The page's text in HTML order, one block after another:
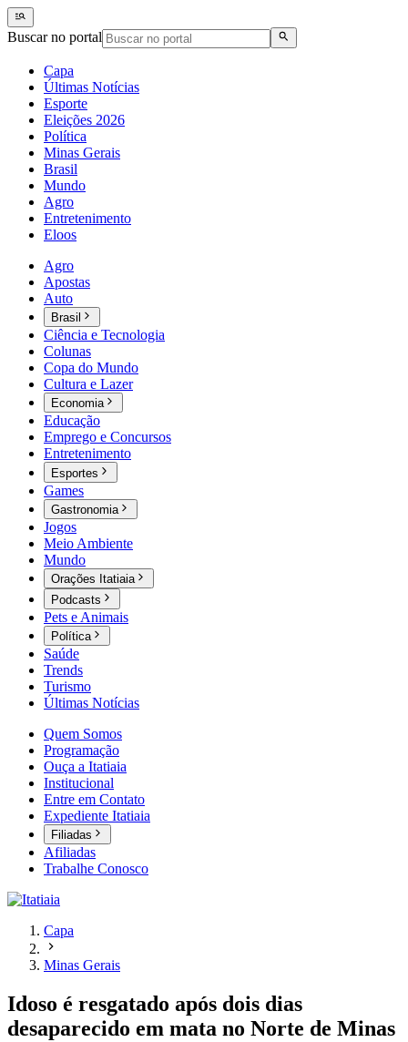
Buscar no portal
Capa
Últimas Notícias
Esporte
Eleições 2026
Política
Minas Gerais
Brasil
Mundo
Agro
Entretenimento
Eloos
Agro
Apostas
Auto
Brasil
Ciência e Tecnologia
Colunas
Copa do Mundo
Cultura e Lazer
Economia
Educação
Emprego e Concursos
Entretenimento
Esportes
Games
Gastronomia
Jogos
Meio Ambiente
Mundo
Orações Itatiaia
Podcasts
Pets e Animais
Política
Saúde
Trends
Turismo
Últimas Notícias
Quem Somos
Programação
Ouça a Itatiaia
Institucional
Entre em Contato
Expediente Itatiaia
Filiadas
Afiliadas
Trabalhe Conosco
Capa
Minas Gerais
Idoso é resgatado após dois dias
desaparecido em mata no Norte de Minas